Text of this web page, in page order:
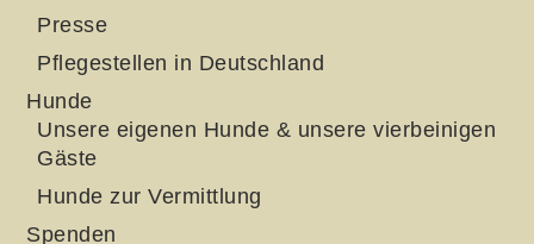
Presse
Pflegestellen in Deutschland
Hunde
Unsere eigenen Hunde & unsere vierbeinigen
Gäste
Hunde zur Vermittlung
Spenden